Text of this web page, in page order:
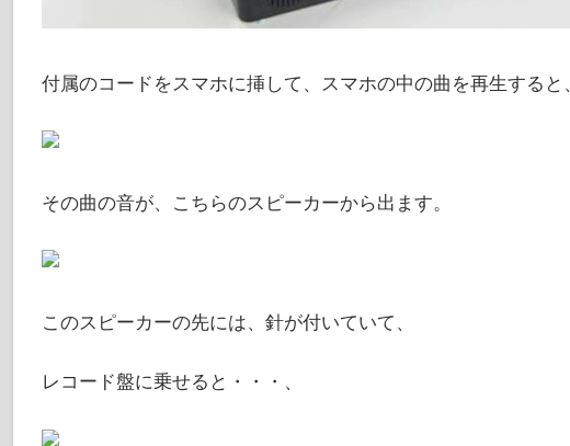
付属のコードをスマホに挿して、スマホの中の曲を再生すると、
その曲の音が、こちらのスピーカーから出ます。
このスピーカーの先には、針が付いていて、
レコード盤に乗せると・・・、